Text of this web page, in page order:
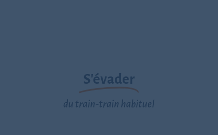
S'évader
du train-train habituel